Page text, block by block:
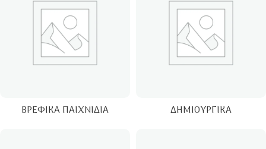
ΒΡΕΦΙΚΆ ΠΑΙΧΝΊΔΙΑ ΔΗΜΙΟΥΡΓΙΚΆ